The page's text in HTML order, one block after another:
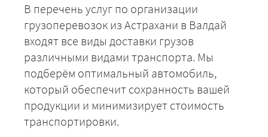
В перечень услуг по организации
грузоперевозок из Астрахани в Валдай
входят все виды доставки грузов
различными видами транспорта. Мы
подберём оптимальный автомобиль,
который обеспечит сохранность вашей
продукции и минимизирует стоимость
транспортировки.